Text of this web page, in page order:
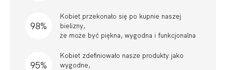
98%
Kobiet przekonało się po kupnie naszej
bielizny,
że może być piękna, wygodna i funkcjonalna
95%
Kobiet zdefiniowało nasze produkty jako
wygodne,